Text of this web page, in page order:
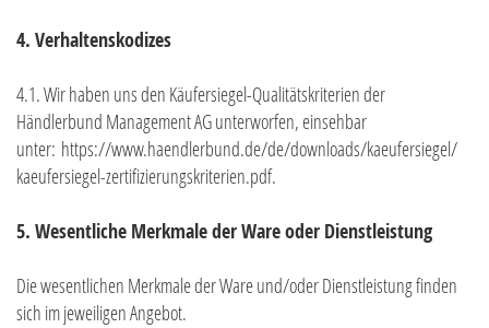
4. Verhaltenskodizes
4.1. Wir haben uns den Käufersiegel-Qualitätskriterien der
Händlerbund Management AG unterworfen, einsehbar
unter: https://www.haendlerbund.de/de/downloads/kaeufersiegel/
kaeufersiegel-zertifizierungskriterien.pdf.
5. Wesentliche Merkmale der Ware oder Dienstleistung
Die wesentlichen Merkmale der Ware und/oder Dienstleistung finden
sich im jeweiligen Angebot.